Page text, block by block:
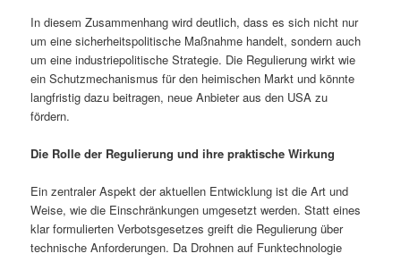
In diesem Zusammenhang wird deutlich, dass es sich nicht nur
um eine sicherheitspolitische Maßnahme handelt, sondern auch
um eine industriepolitische Strategie. Die Regulierung wirkt wie
ein Schutzmechanismus für den heimischen Markt und könnte
langfristig dazu beitragen, neue Anbieter aus den USA zu
fördern.
Die Rolle der Regulierung und ihre praktische Wirkung
Ein zentraler Aspekt der aktuellen Entwicklung ist die Art und
Weise, wie die Einschränkungen umgesetzt werden. Statt eines
klar formulierten Verbotsgesetzes greift die Regulierung über
technische Anforderungen. Da Drohnen auf Funktechnologie